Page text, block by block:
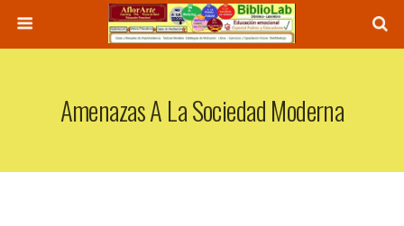
Amenazas A La Sociedad Moderna